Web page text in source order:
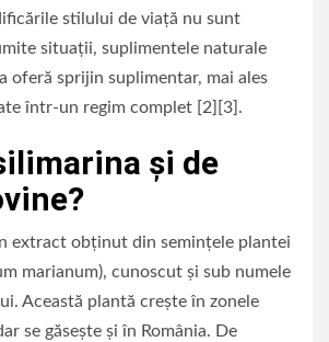
stilului de viață nu sunt
situații, suplimentele naturale
oferă sprijin suplimentar, mai ales
într-un regim complet [2][3].
și de
extract obținut din semințele plantei
marianum), cunoscut și sub numele
Această plantă crește în zonele
se găsește și în România. De